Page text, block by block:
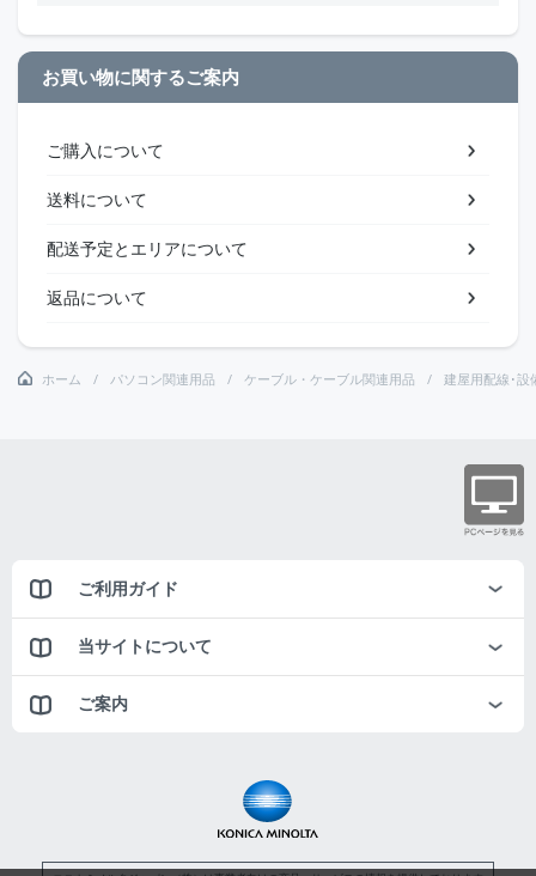
お買い物に関するご案内
ご購入について
送料について
配送予定とエリアについて
返品について
ホーム パソコン関連用品 ケーブル・ケーブル関連用品 建屋用配線･設
ご利用ガイド
当サイトについて
ご案内